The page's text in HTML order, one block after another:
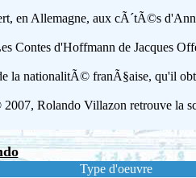
en Allemagne, aux cÃ´tÃ©s
Contes d'Hoffmann de Jacques
la nationalitÃ© franÃ§aise, qu'il
Rolando Villazon retrouve la
Type d'oeuvre